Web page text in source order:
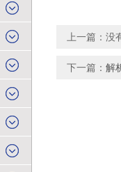
上一篇：没
下一篇： 解